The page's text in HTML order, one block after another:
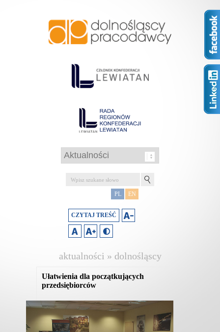
PL EN
CZYTAJ TREŚĆ
aktualności » dolnośląscy
Ułatwienia dla początkujących
przedsiębiorców